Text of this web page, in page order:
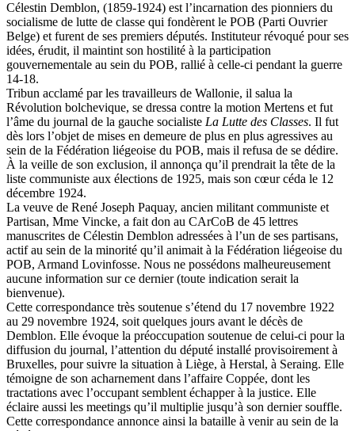
Célestin Demblon, (1859-1924) est l’incarnation des pionniers du
socialisme de lutte de classe qui fondèrent le POB (Parti Ouvrier
Belge) et furent de ses premiers députés. Instituteur révoqué pour ses
idées, érudit, il maintint son hostilité à la participation
gouvernementale au sein du POB, rallié à celle-ci pendant la guerre
14-18.
Tribun acclamé par les travailleurs de Wallonie, il salua la
Révolution bolchevique, se dressa contre la motion Mertens et fut
l’âme du journal de la gauche socialiste La Lutte des Classes. Il fut
dès lors l’objet de mises en demeure de plus en plus agressives au
sein de la Fédération liégeoise du POB, mais il refusa de se dédire.
À la veille de son exclusion, il annonça qu’il prendrait la tête de la
liste communiste aux élections de 1925, mais son cœur céda le 12
décembre 1924.
La veuve de René Joseph Paquay, ancien militant communiste et
Partisan, Mme Vincke, a fait don au CArCoB de 45 lettres
manuscrites de Célestin Demblon adressées à l’un de ses partisans,
actif au sein de la minorité qu’il animait à la Fédération liégeoise du
POB, Armand Lovinfosse. Nous ne possédons malheureusement
aucune information sur ce dernier (toute indication serait la
bienvenue).
Cette correspondance très soutenue s’étend du 17 novembre 1922
au 29 novembre 1924, soit quelques jours avant le décès de
Demblon. Elle évoque la préoccupation soutenue de celui-ci pour la
diffusion du journal, l’attention du député installé provisoirement à
Bruxelles, pour suivre la situation à Liège, à Herstal, à Seraing. Elle
témoigne de son acharnement dans l’affaire Coppée, dont les
tractations avec l’occupant semblent échapper à la justice. Elle
éclaire aussi les meetings qu’il multiplie jusqu’à son dernier souffle.
Cette correspondance annonce ainsi la bataille à venir au sein de la